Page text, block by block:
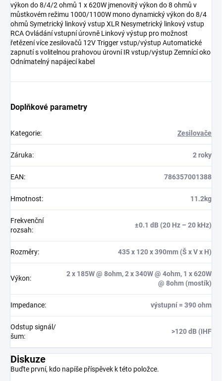
výkon do 8/4/2 ohmů 1 x 620W jmenovitý výkon do 8 ohmů v
můstkovém režimu 1000/1100W mono dynamický výkon do 8/4
ohmů Symetrický linkový vstup XLR Nesymetrický linkový vstup
RCA Ovládání vstupní úrovně Linkový výstup pro možnost
řetězení více zesilovačů 12V Trigger vstup/výstup Automatické
zapnutí s volitelnou prahovou úrovní IR vstup/výstup Zemnící oko
Odnímatelný napájecí kabel
Doplňkové parametry
Kategorie: Zesilovače
Záruka: 2 roky
EAN: 786357001388
Hmotnost: 11.2kg
Frekvenční
rozsah:
±0.1 dB (20 Hz – 20 kHz)
Rozměry: 435 x 120 x 390mm (Š x V x H)
Výkon:
2 x 185W @ 8ohm, 2 x 340W @ 4ohm, 1 x 620W
@ 8ohm (mostík)
Impedance: výstupní = 390 ohm
Odstup signál/
šum:
>120 dB (IHF
Diskuze
Buďte první, kdo napíše příspěvek k této položce.